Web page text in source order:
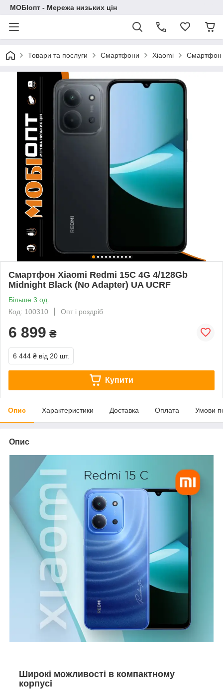
МОБІопт - Мережа низьких цін
Товари та послуги Смартфони Xiaomi Смартфон
Смартфон Xiaomi Redmi 15C 4G 4/128Gb
Midnight Black (No Adapter) UA UCRF
Більше 3 од.
Код: 100310
Опт і роздріб
6 899 ₴
6 444 ₴ від 20 шт.
Купити
Опис Характеристики Доставка Оплата Умови
Опис
Широкі можливості в компактному
корпусі